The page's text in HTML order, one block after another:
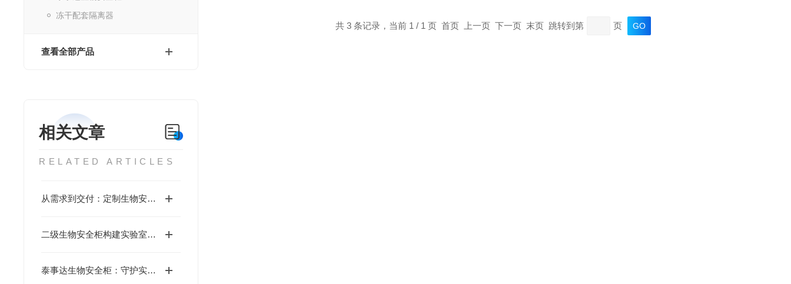
冻干配套隔离器
查看全部产品
相关文章
RELATED ARTICLES
从需求到交付：定制生物安全柜的全流程指南
二级生物安全柜构建实验室三级防护屏障的核心设备
泰事达生物安全柜：守护实验室安全的科技卫士
共 3 条记录，当前 1 / 1 页 首页 上一页 下一页 末页 跳转到第 页